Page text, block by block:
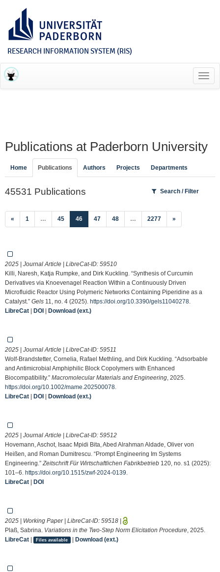
RESEARCH INFORMATION SYSTEM (RIS)
Publications at Paderborn University
Home Publications Authors Projects Departments
45531 Publications Search / Filter
« 1 … 45 46(current)
47 48 … 2277 »
2025 | Journal Article | LibreCat-ID: 59510
Killi, Naresh, Katja Rumpke, and Dirk Kuckling. “Synthesis of Curcumin
Derivatives via Knoevenagel Reaction Within a Continuously Driven
Microfluidic Reactor Using Polymeric Networks Containing Piperidine as a
Catalyst.” Gels 11, no. 4 (2025). https://doi.org/10.3390/gels11040278
LibreCat | DOI | Download (ext.)
2025 | Journal Article | LibreCat-ID: 59511
Wolf‐Brandstetter, Cornelia, Rafael Methling, and Dirk Kuckling. “Adsorbable
and Antimicrobial Amphiphilic Block Copolymers with Enhanced
Biocompatibility.” Macromolecular Materials and Engineering , 2025.
https://doi.org/10.1002/mame.202500078
LibreCat | DOI | Download (ext.)
2025 | Journal Article | LibreCat-ID: 59512
Hovemann, Aschot, Isaac Mpidi Bita, Abed Alrahman Aldade, Oliver von
Heißen, and Roman Dumitrescu. “Prompt Engineering Im Systems
Engineering.” Zeitschrift Für Wirtschaftlichen Fabrikbetrieb 120, no. s1 (2025):
101–6. https://doi.org/10.1515/zwf-2024-0139
LibreCat | DOI
2025 | Working Paper | LibreCat-ID: 59518 |
Plaß, Sabrina. Variations in the Two-Step Norm Elicitation Procedure , 2025.
LibreCat | Files available | Download (ext.)